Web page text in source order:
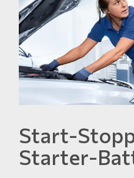
Start-
Starter-